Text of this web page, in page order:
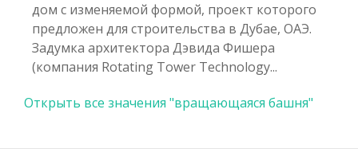
дом с изменяемой формой, проект которого
предложен для строительства в Дубае, ОАЭ.
Задумка архитектора Дэвида Фишера
(компания Rotating Tower Technology...
Открыть все значения "вращающаяся башня"